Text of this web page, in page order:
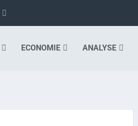
ECONOMIE ANALYSE